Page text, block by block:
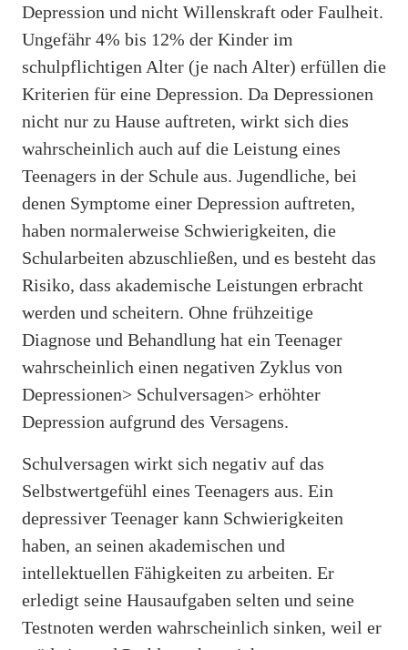
Depression und nicht Willenskraft oder Faulheit.
Ungefähr 4% bis 12% der Kinder im
schulpflichtigen Alter (je nach Alter) erfüllen die
Kriterien für eine Depression. Da Depressionen
nicht nur zu Hause auftreten, wirkt sich dies
wahrscheinlich auch auf die Leistung eines
Teenagers in der Schule aus. Jugendliche, bei
denen Symptome einer Depression auftreten,
haben normalerweise Schwierigkeiten, die
Schularbeiten abzuschließen, und es besteht das
Risiko, dass akademische Leistungen erbracht
werden und scheitern. Ohne frühzeitige
Diagnose und Behandlung hat ein Teenager
wahrscheinlich einen negativen Zyklus von
Depressionen> Schulversagen> erhöhter
Depression aufgrund des Versagens.
Schulversagen wirkt sich negativ auf das
Selbstwertgefühl eines Teenagers aus. Ein
depressiver Teenager kann Schwierigkeiten
haben, an seinen akademischen und
intellektuellen Fähigkeiten zu arbeiten. Er
erledigt seine Hausaufgaben selten und seine
Testnoten werden wahrscheinlich sinken, weil er